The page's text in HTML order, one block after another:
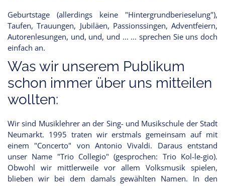
Geburtstage (allerdings keine "Hintergrundberieselung"),
Taufen, Trauungen, Jubiläen, Passionssingen, Adventfeiern,
Autorenlesungen, und, und, und ... ... sprechen Sie uns doch
einfach an.
Was wir unserem Publikum
schon immer über uns mitteilen
wollten:
Wir sind Musiklehrer an der Sing- und Musikschule der Stadt
Neumarkt. 1995 traten wir erstmals gemeinsam auf mit
einem "Concerto" von Antonio Vivaldi. Daraus entstand
unser Name "Trio Collegio" (gesprochen: Trio Kol-le-gio).
Obwohl wir mittlerweile vor allem Volksmusik spielen,
blieben wir bei dem damals gewählten Namen. In den